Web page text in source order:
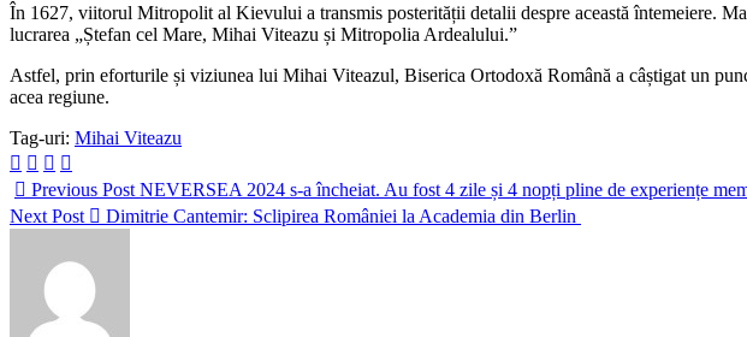
În 1627, viitorul Mitropolit al Kievului a transmis posterității detalii despre această întemeiere.
lucrarea „Ștefan cel Mare, Mihai Viteazu și Mitropolia Ardealului.”
Astfel, prin eforturile și viziunea lui Mihai Viteazul, Biserica Ortodoxă Română a câștigat un
acea regiune.
Tag-uri: Mihai Viteazu
Previous Post NEVERSEA 2024 s-a încheiat. Au fost 4 zile și 4 nopți pline de experiențe
Next Post
Dimitrie Cantemir: Sclipirea României la Academia din Berlin